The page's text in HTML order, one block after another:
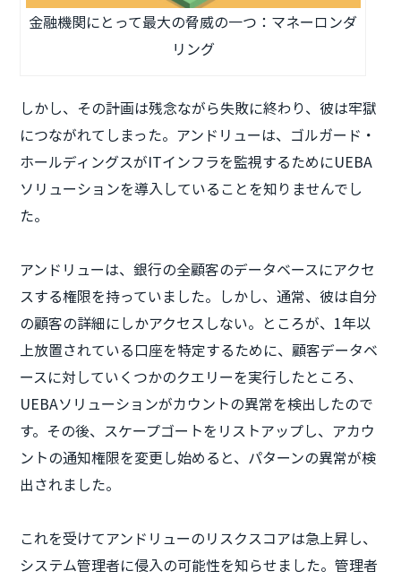
金融機関にとって最大の脅威の一つ：マネーロンダ
リング
しかし、その計画は残念ながら失敗に終わり、彼は牢獄
につながれてしまった。アンドリューは、ゴルガード・
ホールディングスがITインフラを監視するためにUEBA
ソリューションを導入していることを知りませんでし
た。
アンドリューは、銀行の全顧客のデータベースにアクセ
スする権限を持っていました。しかし、通常、彼は自分
の顧客の詳細にしかアクセスしない。ところが、1年以
上放置されている口座を特定するために、顧客データベ
ースに対していくつかのクエリーを実行したところ、
UEBAソリューションがカウントの異常を検出したので
す。その後、スケープゴートをリストアップし、アカウ
ントの通知権限を変更し始めると、パターンの異常が検
出されました。
これを受けてアンドリューのリスクスコアは急上昇し、
システム管理者に侵入の可能性を知らせました。管理者